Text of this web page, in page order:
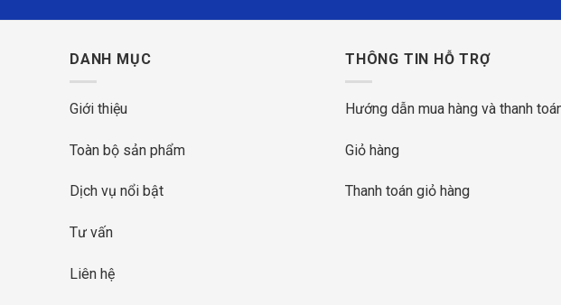
DANH MỤC
Giới thiệu
Toàn bộ sản phẩm
Dịch vụ nổi bật
Tư vấn
Liên hệ
THÔNG TIN HỖ TRỢ
Hướng dẫn mua hàng và thanh
Giỏ hàng
Thanh toán giỏ hàng